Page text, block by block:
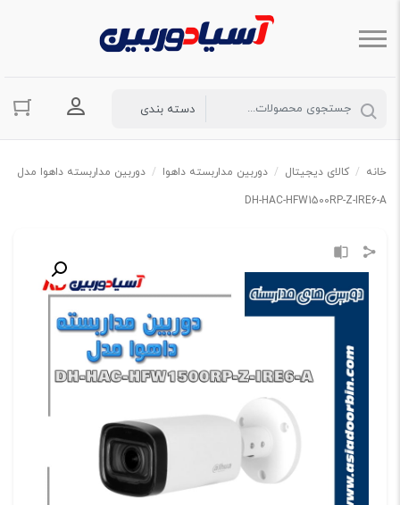
ورود به
خانه / کالای دیجیتال / دوربین مداربسته داهوا / دوربین مداربسته داهوا مدل
DH-HAC-HFW1500RP-Z-IRE6-A